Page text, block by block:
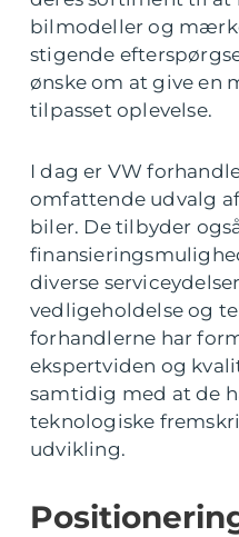
bilmodeller og
stigende
ønske om at give en
tilpasset oplevelse.
I dag er VW
omfattende udvalg
biler. De tilbyder
diverse
vedligeholdelse og
forhandlerne har
ekspertviden og
samtidig med at de
teknologiske
udvikling.